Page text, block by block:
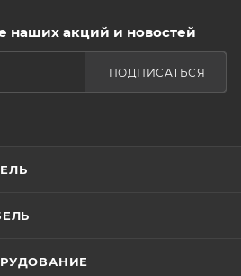
наших акций и новостей
ПОДПИСАТЬСЯ